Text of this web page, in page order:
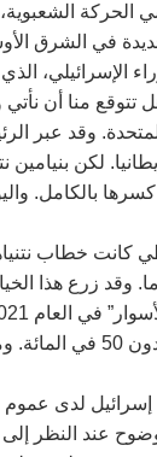
الانتخابية الأولى لترامب في
في الشرق
الإسرائيلي،
هل تتوقع منا أن
لكن
بالكامل.
وقد زرع هذا
الرأي أن دعم إسرائيل بين
لدى
عند النظر